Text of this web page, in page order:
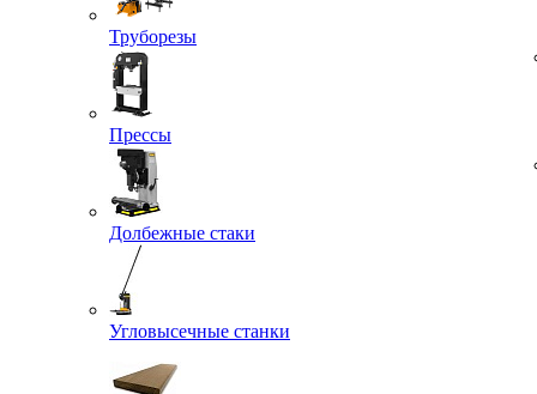
Труборезы
Прессы
Долбежные стаки
Угловысечные станки